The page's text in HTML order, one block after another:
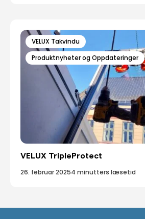
VELUX Takvindu
Produktnyheter og Oppdateringer
VELUX TripleProtect
26. februar 20254 minutters læsetid